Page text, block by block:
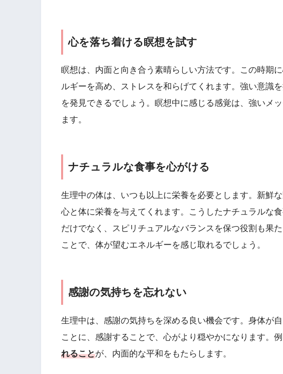
心を落ち着ける瞑想を試す
瞑想は、内面と向き合う素晴らしい方法です。この時期
ルギーを高め、ストレスを和らげてくれます。強い意識
を発見できるでしょう。瞑想中に感じる感覚は、強いメ
ます。
ナチュラルな食事を心がける
生理中の体は、いつも以上に栄養を必要とします。新鮮
心と体に栄養を与えてくれます。こうしたナチュラルな
だけでなく、スピリチュアルなバランスを保つ役割も果
ことで、体が望むエネルギーを感じ取れるでしょう。
感謝の気持ちを忘れない
生理中は、感謝の気持ちを深める良い機会です。身体が
ことに、感謝することで、心がより穏やかになります。例
れることが、内面的な平和をもたらします。